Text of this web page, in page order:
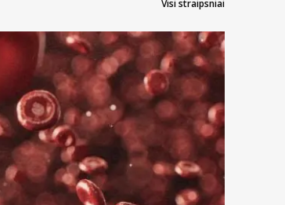
Visi straipsniai